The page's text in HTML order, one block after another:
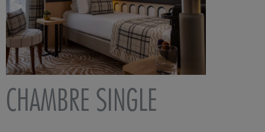
CHAMBRE SINGLE